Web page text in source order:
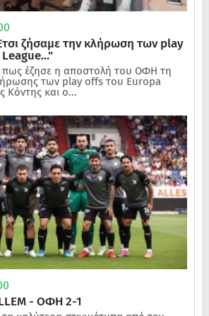
ζήσαμε την κλήρωση των play
έζησε η αποστολή του ΟΦΗ τη
των play offs του Europa
Κόντης και ο...
- ΟΦΗ 2-1